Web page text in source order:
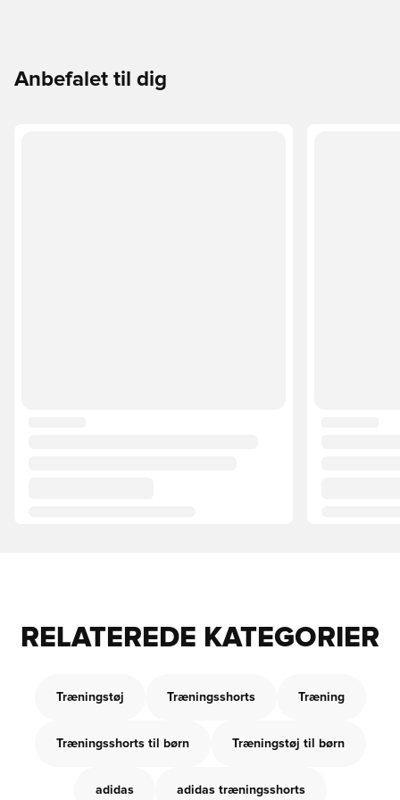
Anbefalet til dig
RELATEREDE KATEGORIER
Træningstøj Træningsshorts Træning
Træningsshorts til børn Træningstøj til børn
adidas adidas træningsshorts